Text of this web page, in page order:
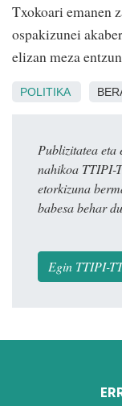
Txokoari emanen
ospakizunei
elizan meza
POLITIKA
Publizitatea eta
nahikoa TTIPI-
etorkizuna
babesa behar
Egin TTIPI-